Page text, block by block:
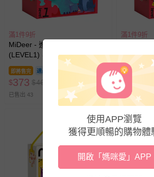
滿1件9折
MiDeer - 進階式拼圖-簡單動物
(LEVEL1)，2025新版
即將售完
$373 $460
已售出 43
滿1件9折
MiDeer -
(LEVEL1)
即將售完
$389
已售出 19
使用APP瀏覽
獲得更順暢的購物體
開啟「媽咪愛」APP